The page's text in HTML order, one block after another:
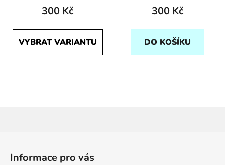
300 Kč
VYBRAT VARIANTU
300 Kč
DO KOŠÍKU
Informace pro vás